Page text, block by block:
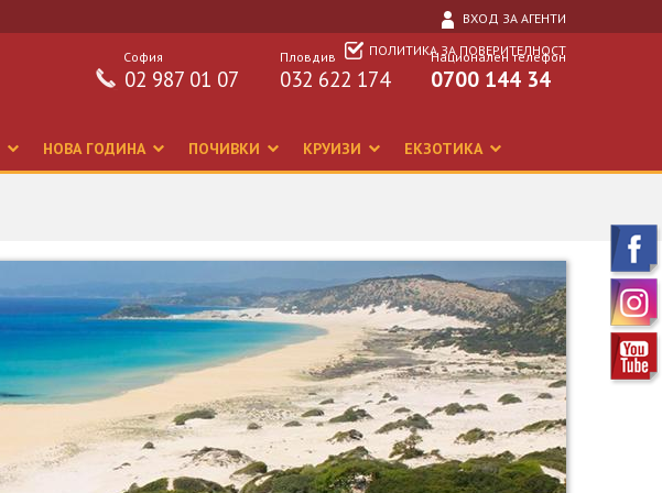
ВХОД ЗА АГЕНТИ
ПОЛИТИКА ЗА ПОВЕРИТЕЛНОСТ
Национален телефон
0700 144 34
Пловдив
032 622 174
София
02 987 01 07
НОВА ГОДИНА ПОЧИВКИ КРУИЗИ ЕКЗОТИКА